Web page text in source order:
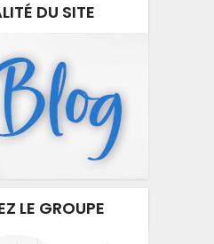
DU SITE
LE GROUPE